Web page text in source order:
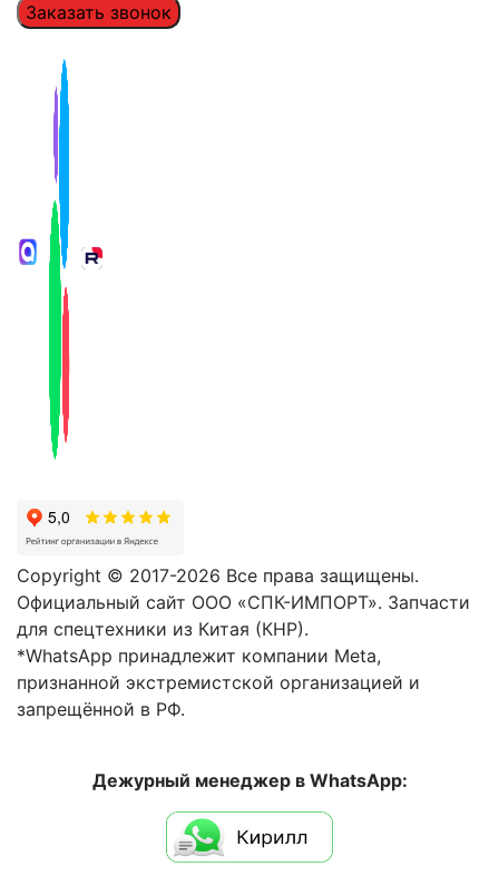
Заказать звонок
Copyright © 2017-2026 Все права защищены.
Официальный сайт ООО «СПК-ИМПОРТ». Запчасти
для спецтехники из Китая (КНР).
*WhatsApp принадлежит компании Meta,
признанной экстремистской организацией и
запрещённой в РФ.
Дежурный менеджер в WhatsApp: